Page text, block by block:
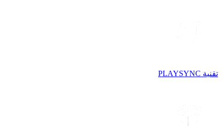
تقنية PLAYSYNC